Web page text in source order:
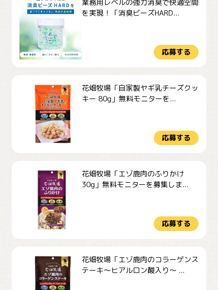
業務用レベルの強力消臭で快適空間
を実現！「消臭ビーズHARD...
応募する
花畑牧場「自家製ヤギ乳チーズクッ
キー 80g」無料モニターを...
応募する
花畑牧場「エゾ鹿肉のふりかけ
30g」無料モニターを募集しま...
応募する
花畑牧場「エゾ鹿肉のコラーゲンス
テーキ～ヒアルロン酸入り～ ...